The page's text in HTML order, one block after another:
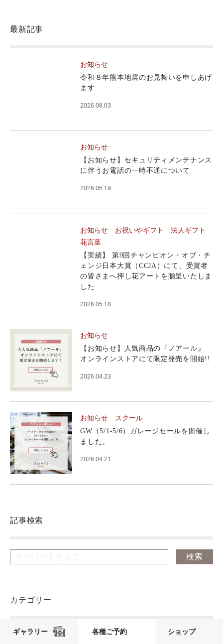
ギャラリー 各種ご予約 ショップ
最新記事
お知らせ
令和８年熊本地震のお見舞いを申しあげ
ます
2026.08.03
お知らせ
【お知らせ】セキュリティメンテナンス
に伴うお電話の一時不通について
2026.05.19
お知らせ お祝いやギフト
法人ギフト
花言葉
【実績】 第9回チャンピオン・オブ・チ
ェンジ日本大賞（CCJA）にて、受賞者
の皆さまへ押し花アートを贈呈いたしま
した
2026.05.18
お知らせ
【お知らせ】人気商品の『ノアール』
オンラインストアにて限定発売を開始!!
2026.04.23
お知らせ スクール
GW（5/1-5/6）ガレージセールを開催し
ました。
2026.04.21
記事検索
カテゴリー
ウエディング（200）